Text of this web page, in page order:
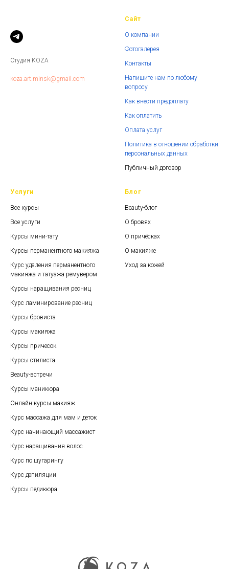
Студия KOZA
koza.art.minsk@gmail.com
Сайт
О компании
Фотогалерея
Контакты
Напишите нам по любому
вопросу
Как внести предоплату
Как оплатить
Оплата услуг
Политика в отношении обработки
персональных данных
Публичный договор
Услуги
Все курсы
Все услуги
Курсы мини-тату
Курсы перманентного макияжа
Курс удаления перманентного
макияжа и татуажа ремувером
Курсы наращивания ресниц
Курс ламинирование ресниц
Курсы бровиста
Курсы макияжа
Курсы причесок
Курсы стилиста
Beauty-встречи
Курсы маникюра
Онлайн курсы макияж
Курс массажа для мам и деток
Курс начинающий массажист
Курс наращивания волос
Курс по шугарингу
Курс депиляции
Курсы педикюра
Блог
Beauty-блог
О бровях
О причёсках
О макияже
Уход за кожей